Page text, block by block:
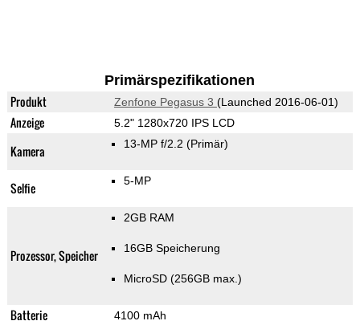
Primärspezifikationen
Produkt Zenfone Pegasus 3 (Launched 2016-06-01)
Anzeige 5.2" 1280x720 IPS LCD
Kamera 13-MP f/2.2 (Primär)
Selfie 5-MP
Prozessor, Speicher
2GB RAM
16GB Speicherung
MicroSD (256GB max.)
Batterie 4100 mAh